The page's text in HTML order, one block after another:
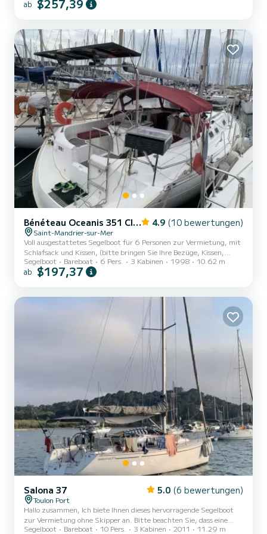
Navigation nach Ihren Wünschen zu entdecken. Der Preis gilt für
werden. Mahlzeiten sind inbegriffen und Einkäufe werden erledigt,
sie beinhalten Getränke, alkoholisch oder nicht, der P...
ab $257,39
Bénéteau Oceanis 351 Clipper 4.9 (10 bewertungen)
Saint-Mandrier-sur-Mer
Voll ausgestattetes Segelboot für 6 Personen zur Vermietung, mit
Schlafsack und Kissen, (bitte bringen Sie Ihre Bezüge, Kissen,
Einzelbettlaken und Handtücher mit). Auch mit Außengrill und
Solarpanel, Beiboot und 2,5 PS Motor inklusive
Segelboot Bareboat 6 Pers. 3 Kabinen 1998 10.62 m
ab $197,37
Salona 37 5.0 (6 bewertungen)
Toulon Port
Hallo zusammen, Ich biete Ihnen dieses hervorragende Segelboot
zur Vermietung ohne Skipper an. Bitte beachten Sie, dass eine
sorgfältige Handhabung erforderlich ist! Ich bitte Sie um die
Segelboot Bareboat 10 Pers. 3 Kabinen 2011 11.29 m